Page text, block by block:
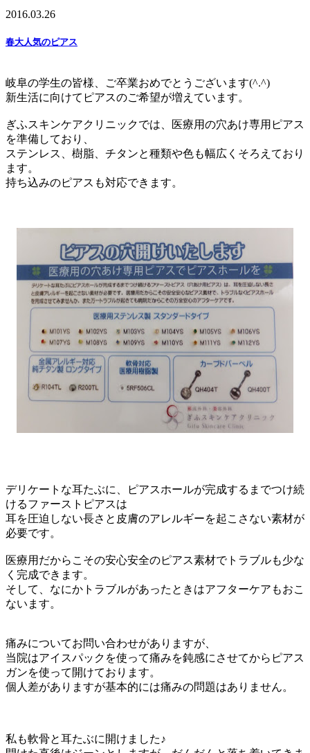
2016.03.26
春大人気のピアス
岐阜の学生の皆様、ご卒業おめでとうございます(^.^)
新生活に向けてピアスのご希望が増えています。
ぎふスキンケアクリニックでは、医療用の穴あけ専用ピアス
を準備しており、
ステンレス、樹脂、チタンと種類や色も幅広くそろえており
ます。
持ち込みのピアスも対応できます。
デリケートな耳たぶに、ピアスホールが完成するまでつけ続
けるファーストピアスは
耳を圧迫しない長さと皮膚のアレルギーを起こさない素材が
必要です。
医療用だからこその安心安全のピアス素材でトラブルも少な
く完成できます。
そして、なにかトラブルがあったときはアフターケアもおこ
ないます。
痛みについてお問い合わせがありますが、
当院はアイスパックを使って痛みを鈍感にさせてからピアス
ガンを使って開けております。
個人差がありますが基本的には痛みの問題はありません。
私も軟骨と耳たぶに開けました♪